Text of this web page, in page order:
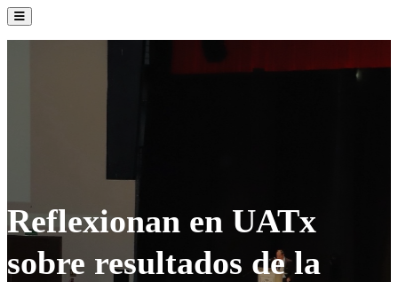
Reflexionan en UATx
sobre resultados de la